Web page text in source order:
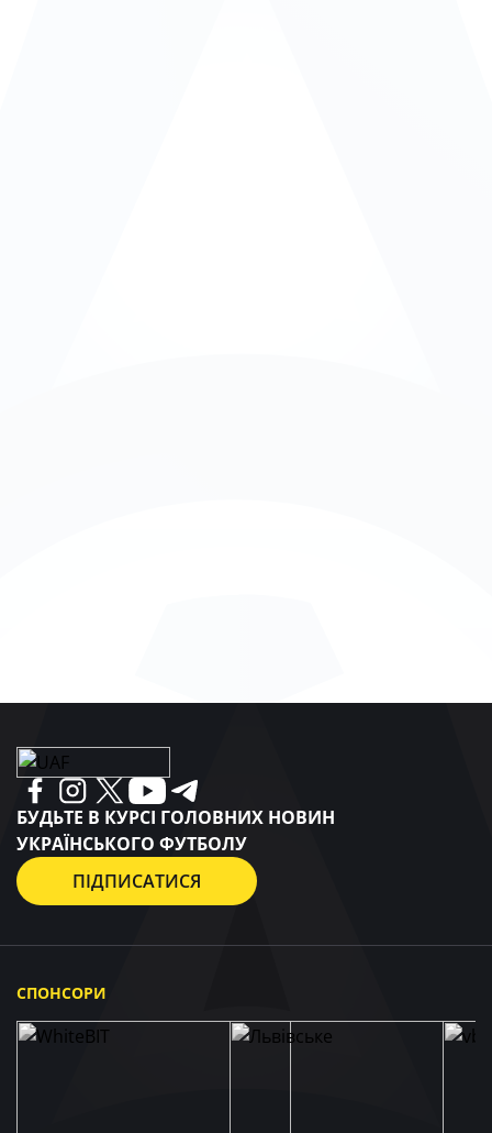
БУДЬТЕ В КУРСІ ГОЛОВНИХ НОВИН
УКРАЇНСЬКОГО ФУТБОЛУ
ПІДПИСАТИСЯ
СПОНСОРИ